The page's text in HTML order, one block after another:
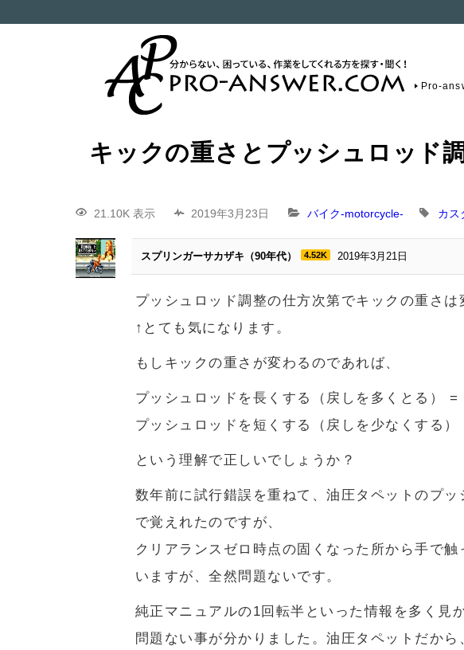
Pro-
キックの重さとプッシュロッド
21.10K 表示 2019年3月23日 バイク-motorcycle- カス
スプリンガーサカザキ（90年代） 4.52K 2019年3月21日
プッシュロッド調整の仕方次第でキックの重さは
↑とても気になります。
もしキックの重さが変わるのであれば、
プッシュロッドを長くする（戻しを多くとる） =
プッシュロッドを短くする（戻しを少なくする
という理解で正しいでしょうか？
数年前に試行錯誤を重ねて、油圧タペットのプ
で覚えれたのですが、
クリアランスゼロ時点の固くなった所から手で
いますが、全然問題ないです。
純正マニュアルの1回転半といった情報を多く見
問題ない事が分かりました。油圧タペットだか